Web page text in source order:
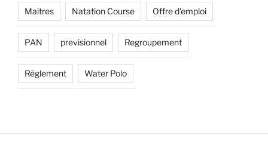
Maitres Natation Course Offre d'emploi
PAN previsionnel Regroupement
Règlement Water Polo